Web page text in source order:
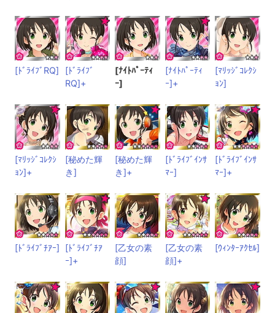
[ﾄﾞﾗｲﾌﾞRQ]
[ﾄﾞﾗｲﾌﾞ
RQ]+
[ﾅｲﾄﾊﾟｰﾃｨ
ｰ]
[ﾅｲﾄﾊﾟｰﾃｨ
ｰ]+
[ﾏﾘｯｼﾞｺﾚｸｼ
ｮﾝ]
[ﾏﾘｯｼﾞｺﾚｸｼ
ｮﾝ]+
[秘めた輝
き]
[秘めた輝
き]+
[ﾄﾞﾗｲﾌﾞｲﾝｻ
ﾏｰ]
[ﾄﾞﾗｲﾌﾞｲﾝｻ
ﾏｰ]+
[ﾄﾞﾗｲﾌﾞﾁｱｰ]
[ﾄﾞﾗｲﾌﾞﾁｱ
ｰ]+
[乙女の素
顔]
[乙女の素
顔]+
[ｳｨﾝﾀｰｱｸｾﾙ]